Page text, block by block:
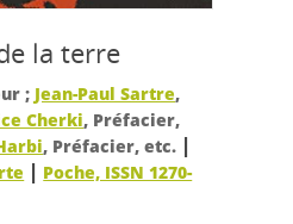
la terre
; Jean-Paul Sartre,
Cherki, Préfacier,
, Préfacier, etc. |
| Poche, ISSN 1270-